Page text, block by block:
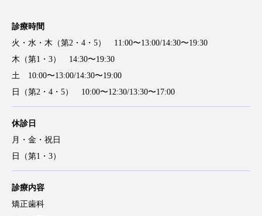
診療時間
火・水・木（第2・4・5） 11:00〜13:00/14:30〜19:30
木（第1・3） 14:30〜19:30
土 10:00〜13:00/14:30〜19:00
日（第2・4・5） 10:00〜12:30/13:30〜17:00
休診日
月・金・祝日
日（第1・3）
診療内容
矯正歯科